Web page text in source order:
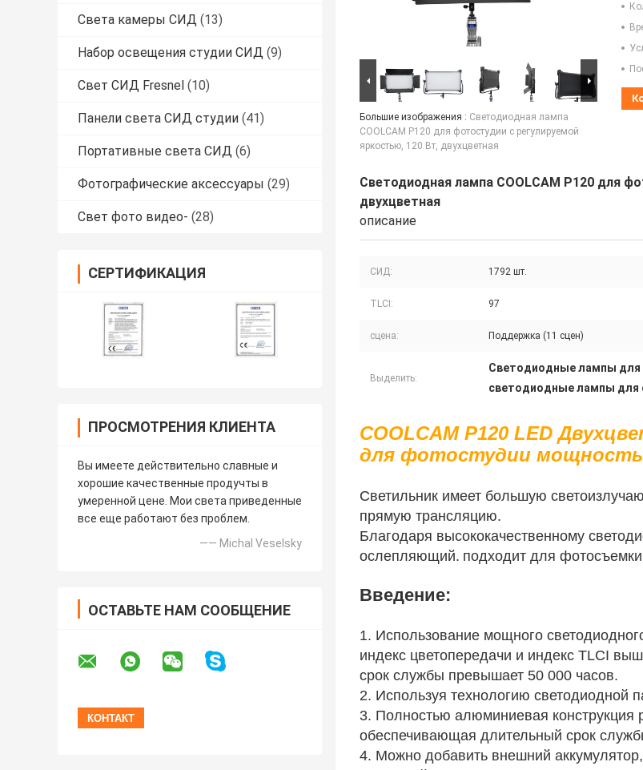
Света камеры СИД (13)
Набор освещения студии СИД (9)
Свет СИД Fresnel (10)
Панели света СИД студии (41)
Портативные света СИД (6)
Фотографические аксессуары (29)
Свет фото видео- (28)
СЕРТИФИКАЦИЯ
ПРОСМОТРЕНИЯ КЛИЕНТА
Вы имеете действительно славные и
хорошие качественные продучты в
умеренной цене. Мои света приведенные
все еще работают без проблем.
—— Michal Veselsky
ОСТАВЬТЕ НАМ СООБЩЕНИЕ
Большие изображения : Светодиодная лампа
COOLCAM P120 для фотостудии с регулируемой
яркостью, 120 Вт, двухцветная
Светодиодная лампа COOLCAM P120 для
двухцветная
описание
СИД: 1792 шт.
TLCI: 97
сцена: Поддержка (11 сцен)
Выделить:
Светодиодные лампы для
светодиодные лампы для
COOLCAM P120 LED
для фотостудии
Светильник имеет большую
прямую трансляцию.
Благодаря высококачественному
ослепляющий. подходит для
Введение:
1. Использование мощного
индекс цветопередачи и индекс TLCI
срок службы превышает 50 000 часов.
2. Используя технологию светодиодной
3. Полностью алюминиевая
обеспечивающая длительный срок
4. Можно добавить внешний